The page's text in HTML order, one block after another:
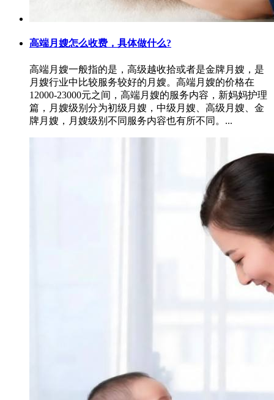
高端月嫂怎么收费，具体做什么?
高端月嫂一般指的是，高级越收拾或者是金牌月嫂，是
月嫂行业中比较服务较好的月嫂。高端月嫂的价格在
12000-23000元之间，高端月嫂的服务内容，新妈妈护理
篇，月嫂级别分为初级月嫂，中级月嫂、高级月嫂、金
牌月嫂，月嫂级别不同服务内容也有所不同。...